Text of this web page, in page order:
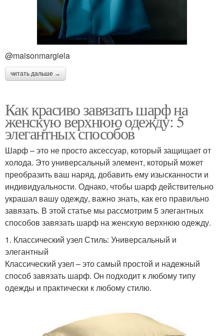
@maisonmargiela
читать дальше →
Как красиво завязать шарф на
женскую верхнюю одежду: 5
элегантных способов
Шарф – это не просто аксессуар, который защищает от
холода. Это универсальный элемент, который может
преобразить ваш наряд, добавить ему изысканности и
индивидуальности. Однако, чтобы шарф действительно
украшал вашу одежду, важно знать, как его правильно
завязать. В этой статье мы рассмотрим 5 элегантных
способов завязать шарф на женскую верхнюю одежду.
1. Классический узел Стиль: Универсальный и
элегантный
Классический узел – это самый простой и надежный
способ завязать шарф. Он подходит к любому типу
одежды и практически к любому стилю.